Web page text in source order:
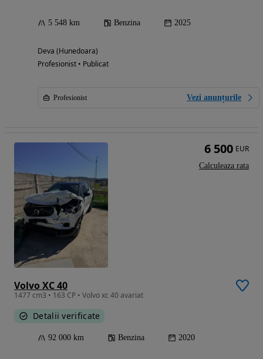
5 548 km Benzina 2025
Deva (Hunedoara)
Profesionist • Publicat
Profesionist Vezi anunțurile
Volvo XC 40
1477 cm3 • 163 CP • Volvo xc 40 avariat
Detalii verificate
92 000 km Benzina 2020
6 500 EUR
Calculeaza rata